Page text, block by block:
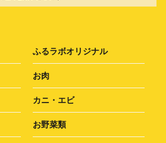
ふるラボオリジナル
お肉
カニ・エビ
お野菜類